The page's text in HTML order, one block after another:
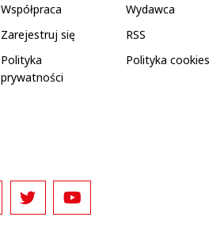
Współpraca
Wydawca
Zarejestruj się
RSS
Polityka
prywatności
Polityka cookies